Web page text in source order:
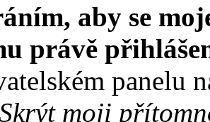
aby se
právě
panelu
moji